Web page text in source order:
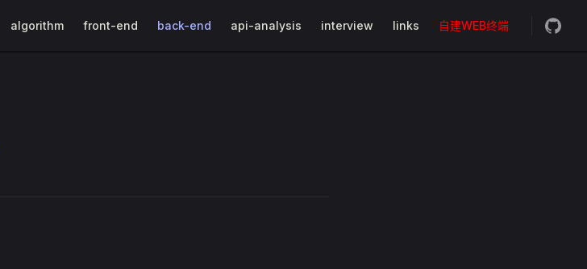
algorithm front-end back-end api-analysis interview links 自建WEB终端